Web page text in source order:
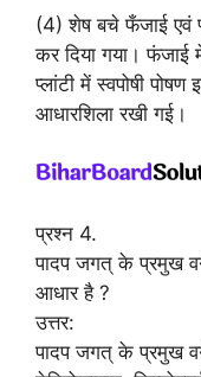
(4) शेष बचे फँजाई एवं
कर दिया गया। फंजाई
प्लांटी में स्वपोषी
आधारशिला रखी गई।
प्रश्न 4.
पादप जगत् के प्रमुख
आधार है ?
उत्तर:
पादप जगत् के प्रमुख